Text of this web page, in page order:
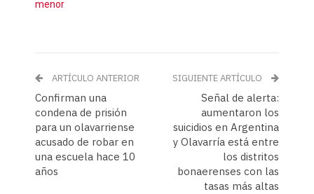
menor
ARTÍCULO ANTERIOR
Confirman una
condena de prisión
para un olavarriense
acusado de robar en
una escuela hace 10
años
SIGUIENTE ARTÍCULO
Señal de alerta:
aumentaron los
suicidios en Argentina
y Olavarría está entre
los distritos
bonaerenses con las
tasas más altas